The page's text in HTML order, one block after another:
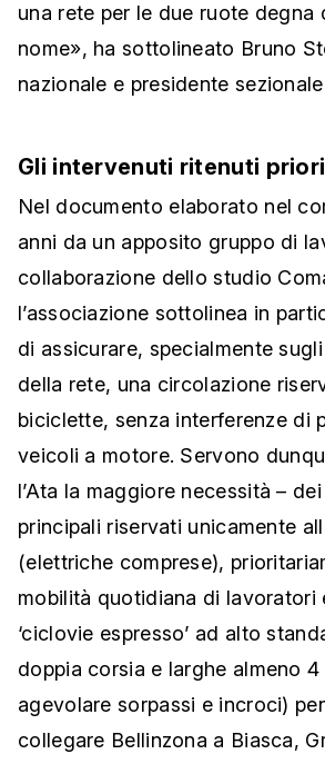
una rete per le due ruote degna
nome», ha sottolineato Bruno
nazionale e presidente sezionale
Gli intervenuti ritenuti
Nel documento elaborato nel
anni da un apposito gruppo di
collaborazione dello studio
l’associazione sottolinea in
di assicurare, specialmente
della rete, una circolazione
biciclette, senza interferenze di
veicoli a motore. Servono
l’Ata la maggiore necessità –
principali riservati unicamente
(elettriche comprese),
mobilità quotidiana di lavoratori
‘ciclovie espresso’ ad alto
doppia corsia e larghe almeno 4
agevolare sorpassi e incroci)
collegare Bellinzona a Biasca,